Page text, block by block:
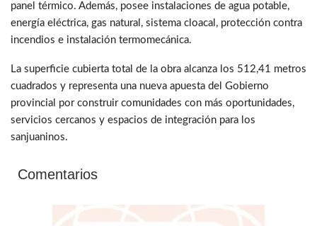
panel térmico. Además, posee instalaciones de agua potable,
energía eléctrica, gas natural, sistema cloacal, protección contra
incendios e instalación termomecánica.
La superficie cubierta total de la obra alcanza los 512,41 metros
cuadrados y representa una nueva apuesta del Gobierno
provincial por construir comunidades con más oportunidades,
servicios cercanos y espacios de integración para los
sanjuaninos.
Comentarios